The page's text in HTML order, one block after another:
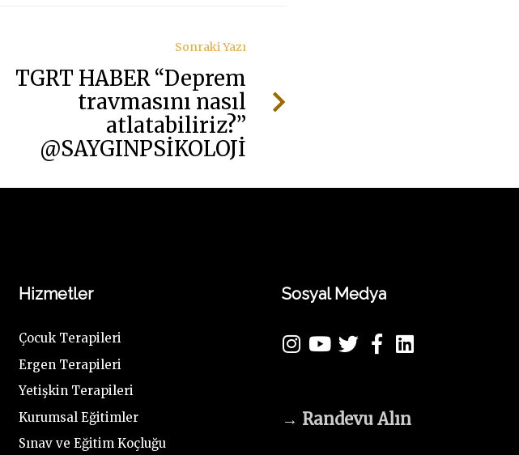
Sonraki Yazı
TGRT HABER “Deprem
travmasını nasıl
atlatabiliriz?”
@SAYGINPSİKOLOJİ
Hizmetler
Çocuk Terapileri
Ergen Terapileri
Yetişkin Terapileri
Kurumsal Eğitimler
Sınav ve Eğitim Koçluğu
Sosyal Medya
→ Randevu Alın